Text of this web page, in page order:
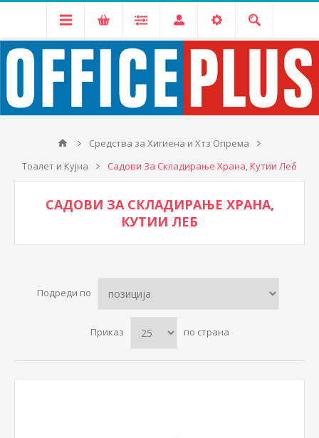
Средства за Хигиена и Хтз Опрема
Тоалет и Кујна
Садови За Складирање Храна, Кутии Леб
САДОВИ ЗА СКЛАДИРАЊЕ ХРАНА,
КУТИИ ЛЕБ
Подреди по
Приказ по страна